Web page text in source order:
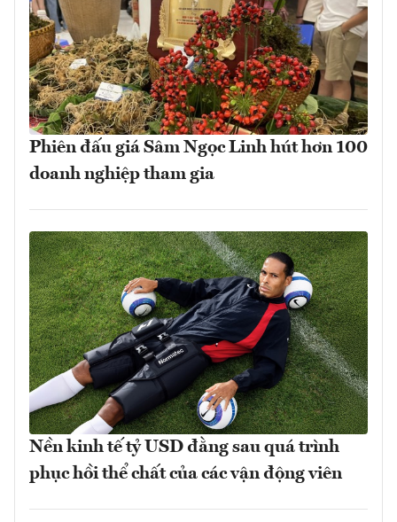
Phiên đấu giá Sâm Ngọc Linh hút hơn 100
doanh nghiệp tham gia
Nền kinh tế tỷ USD đằng sau quá trình
phục hồi thể chất của các vận động viên